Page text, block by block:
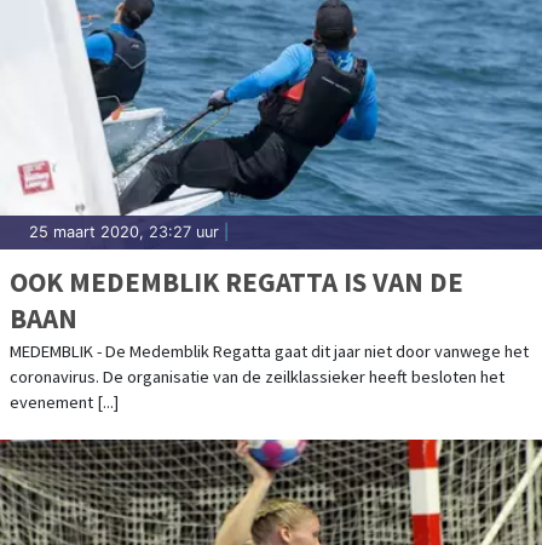
25 maart 2020, 23:27 uur
OOK MEDEMBLIK REGATTA IS VAN DE
BAAN
MEDEMBLIK - De Medemblik Regatta gaat dit jaar niet door vanwege het
coronavirus. De organisatie van de zeilklassieker heeft besloten het
evenement [...]